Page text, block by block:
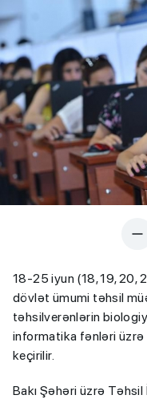
18-25 iyun (18, 19, 20,
dövlət ümumi təhsil
təhsilverənlərin
informatika fənləri üzrə
keçirilir.
Bakı Şəhəri üzrə